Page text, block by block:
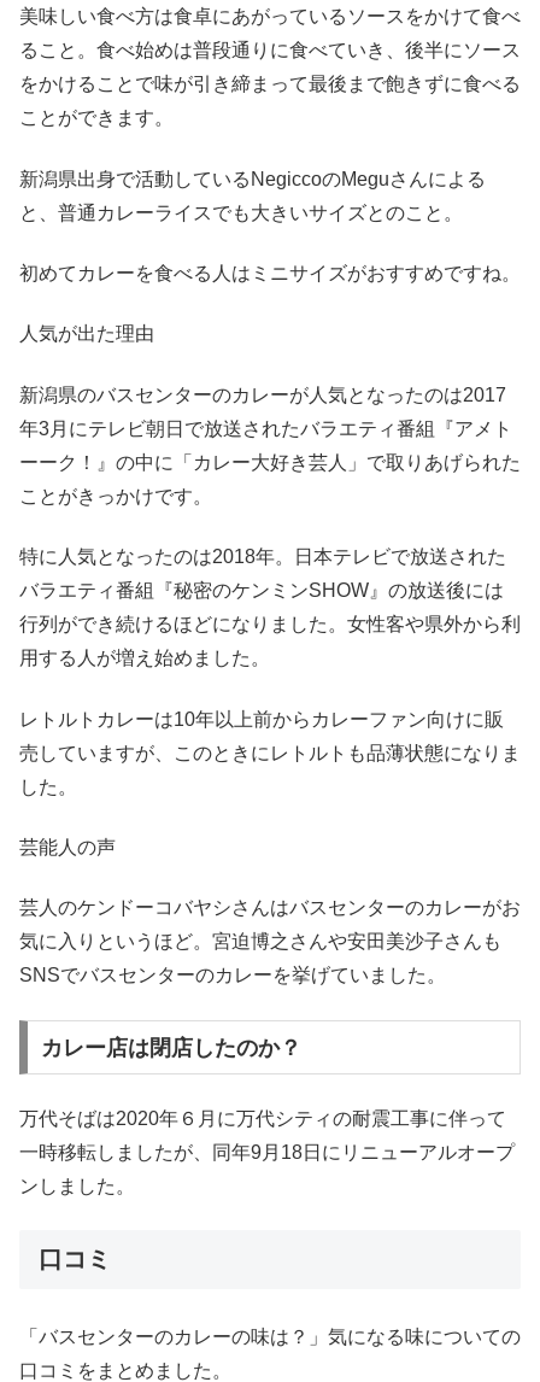
美味しい食べ方は食卓にあがっているソースをかけて食べ
ること。食べ始めは普段通りに食べていき、後半にソース
をかけることで味が引き締まって最後まで飽きずに食べる
ことができます。
新潟県出身で活動している NegiccoのMeguさんによる
と、普通カレーライスでも大きいサイズとのこと。
初めてカレーを食べる人はミニサイズがおすすめですね。
人気が出た理由
新潟県のバスセンターのカレーが人気となったのは2017
年3月にテレビ朝日で放送されたバラエティ番組『アメト
ーーク！』の中に「カレー大好き芸人」で取りあげられた
ことがきっかけです。
特に人気となったのは2018年。日本テレビで放送された
バラエティ番組『秘密のケンミンSHOW 』の放送後には
行列ができ続けるほどになりました。女性客や県外から利
用する人が増え始めました。
レトルトカレーは10年以上前からカレーファン向けに販
売していますが、このときにレトルトも品薄状態になりま
した。
芸能人の声
芸人のケンドーコバヤシさんはバスセンターのカレーがお
気に入りというほど。宮迫博之さんや安田美沙子さんも
SNSでバスセンターのカレーを挙げていました。
カレー店は閉店したのか？
万代そばは2020年６月に万代シティの耐震工事に伴って
一時移転しましたが、同年9月 18日にリニューアルオープ
ンしました。
口コミ
「バスセンターのカレーの味は？」気になる味についての
口コミをまとめました。